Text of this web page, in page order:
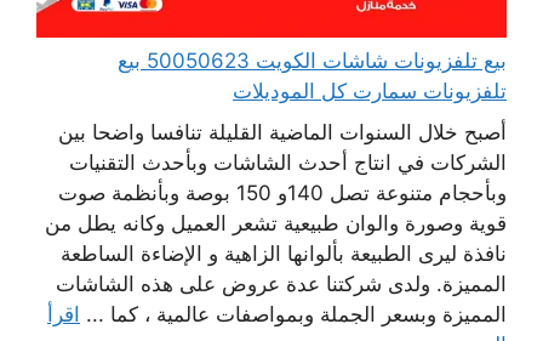
بيع تلفزيونات شاشات الكويت 50050623 بيع
تلفزيونات سمارت كل الموديلات
أصبح خلال السنوات الماضية القليلة تنافسا واضحا بين
الشركات في انتاج أحدث الشاشات وبأحدث التقنيات
وبأحجام متنوعة تصل 140و 150 بوصة وبأنظمة صوت
قوية وصورة والوان طبيعية تشعر العميل وكانه يطل من
نافذة ليرى الطبيعة بألوانها الزاهية و الإضاءة الساطعة
المميزة. ولدى شركتنا عدة عروض على هذه الشاشات
المميزة وبسعر الجملة وبمواصفات عالمية ، كما ... اقرأ